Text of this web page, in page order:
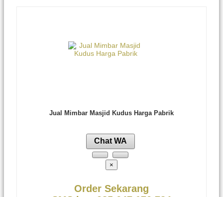
Jual Mimbar Masjid Kudus Harga Pabrik
Chat WA
×
Order Sekarang